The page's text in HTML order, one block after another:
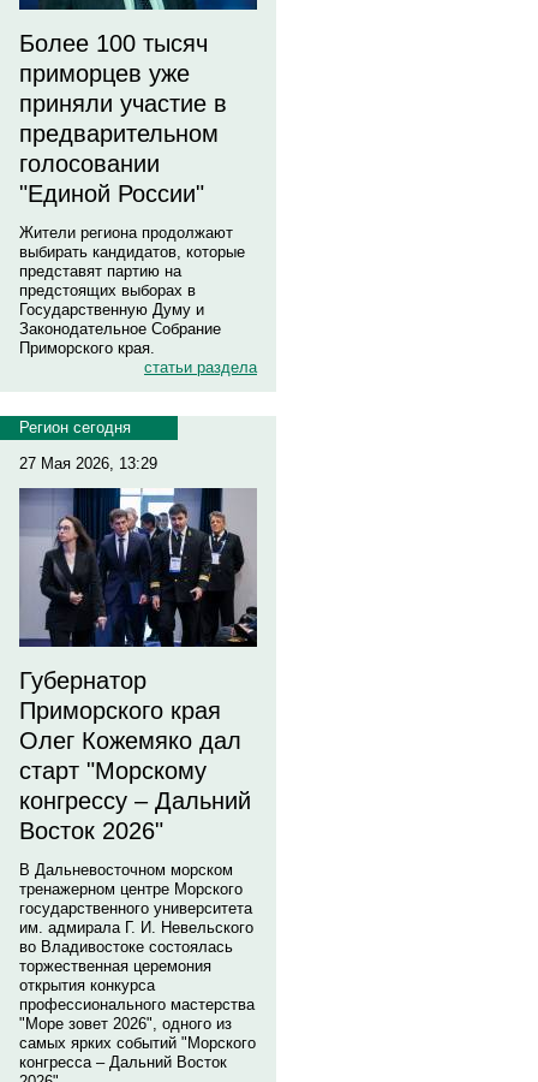
Более 100 тысяч
приморцев уже
приняли участие в
предварительном
голосовании
"Единой России"
Жители региона продолжают
выбирать кандидатов, которые
представят партию на
предстоящих выборах в
Государственную Думу и
Законодательное Собрание
Приморского края.
статьи раздела
Регион сегодня
27 Мая 2026, 13:29
Губернатор
Приморского края
Олег Кожемяко дал
старт "Морскому
конгрессу – Дальний
Восток 2026"
В Дальневосточном морском
тренажерном центре Морского
государственного университета
им. адмирала Г. И. Невельского
во Владивостоке состоялась
торжественная церемония
открытия конкурса
профессионального мастерства
"Море зовет 2026", одного из
самых ярких событий "Морского
конгресса – Дальний Восток